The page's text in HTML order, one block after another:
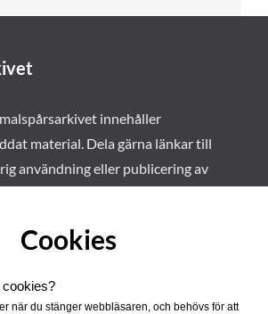
innehåller
material. Dela gärna länkar till
användning eller publicering av
Cookies
cookies?
när du stänger webbläsaren, och behövs för att